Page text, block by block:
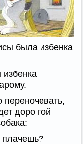
была избенка
переночевать,
дорo гой